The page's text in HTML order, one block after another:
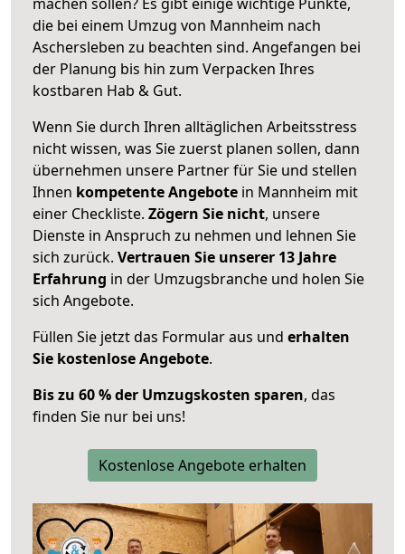
die bei einem Umzug von Mannheim nach
Aschersleben zu beachten sind. Angefangen bei
der Planung bis hin zum Verpacken Ihres
kostbaren Hab & Gut.
Wenn Sie durch Ihren alltäglichen Arbeitsstress
nicht wissen, was Sie zuerst planen sollen, dann
übernehmen unsere Partner für Sie und stellen
Ihnen kompetente Angebote in Mannheim mit
einer Checkliste. Zögern Sie nicht, unsere
Dienste in Anspruch zu nehmen und lehnen Sie
sich zurück. Vertrauen Sie unserer 13 Jahre
Erfahrung in der Umzugsbranche und holen Sie
sich Angebote.
Füllen Sie jetzt das Formular aus und erhalten
Sie kostenlose Angebote.
Bis zu 60 % der Umzugskosten sparen, das
finden Sie nur bei uns!
Kostenlose Angebote erhalten